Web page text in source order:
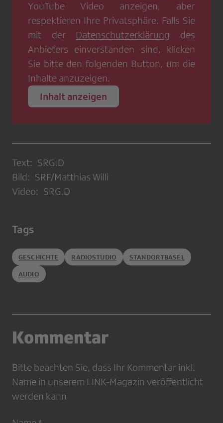
YouTube Video anzeigen, aber
respektieren Ihre Privatsphäre. Falls Sie
mit der Datenschutzerklärung
des
Anbieters einverstanden sind, klicken
Sie bitte den folgenden Button, um die
Inhalte anzuzeigen.
Inhalt anzeigen
Text: SRG.D
Bild: SRF/Matthias Willi
Video: SRG.D
Tags
GESCHICHTE RADIOSTUDIO STANDORTBASEL
AUDIO
Kommentar
Bitte beachten Sie, dass Ihr Kommentar inkl.
Name in unserem LINK-Magazin veröffentlicht
werden kann